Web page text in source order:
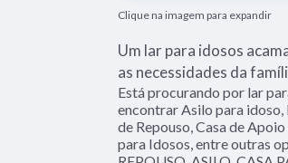
Clique na imagem para expandir
Um lar para idosos
as necessidades da
Está procurando por lar
encontrar Asilo para idoso,
de Repouso, Casa de
para Idosos, entre outras